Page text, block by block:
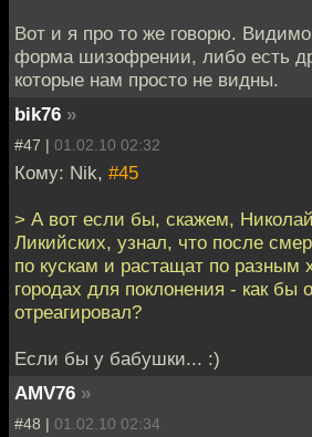
Вот и я про то же говорю.
форма шизофрении, либо есть
которые нам просто не видны.
bik76 »
#47 | 01.02.10 02:32
Кому: Nik, #45
> А вот если бы, скажем,
Ликийских, узнал, что после
по кускам и растащат по разным
городах для поклонения - как бы
отреагировал?
Если бы у бабушки... :)
AMV76 »
#48 | 01.02.10 02:34